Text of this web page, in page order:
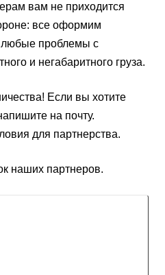
вам не приходится
все оформим
проблемы с
и негабаритного груза.
Если вы хотите
на почту.
для партнерства.
наших партнеров.